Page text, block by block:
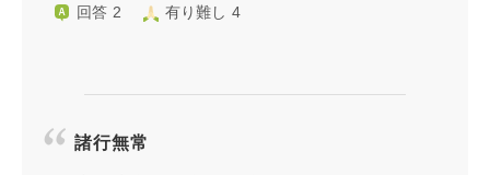
回答 2 有り難し 4
諸行無常